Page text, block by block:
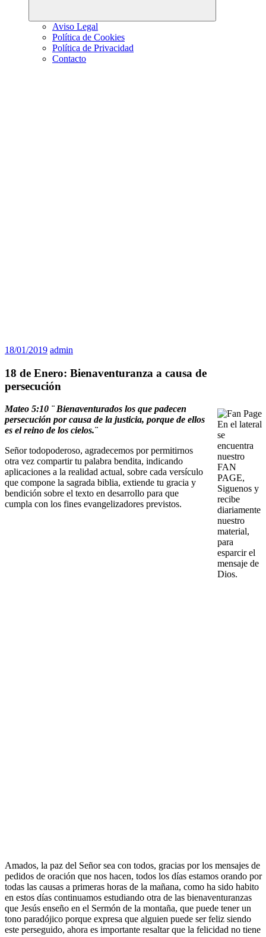
Aviso Legal
Política de Cookies
Política de Privacidad
Contacto
18/01/2019 admin
18 de Enero: Bienaventuranza a causa de
persecución
En el lateral
se
encuentra
nuestro
FAN
PAGE,
Siguenos y
recibe
diariamente
nuestro
material,
para
esparcir el
mensaje de
Dios.
Mateo 5:10 ¨ Bienaventurados los que padecen
persecución por causa de la justicia, porque de ellos
es el reino de los cielos.¨
Señor todopoderoso, agradecemos por permitirnos
otra vez compartir tu palabra bendita, indicando
aplicaciones a la realidad actual, sobre cada versículo
que compone la sagrada biblia, extiende tu gracia y
bendición sobre el texto en desarrollo para que
cumpla con los fines evangelizadores previstos.
Amados, la paz del Señor sea con todos, gracias por los mensajes de
pedidos de oración que nos hacen, todos los días estamos orando por
todas las causas a primeras horas de la mañana, como ha sido habito
en estos días continuamos estudiando otra de las bienaventuranzas
que Jesús enseño en el Sermón de la montaña, que puede tener un
tono paradójico porque expresa que alguien puede ser feliz siendo
este perseguido, ahora es importante resaltar que la felicidad no tiene